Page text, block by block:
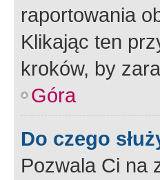
raportowania
Klikając ten
kroków, by
Góra
Do czego
Pozwala Ci na